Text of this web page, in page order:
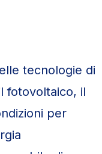
tecnologie di
fotovoltaico, il
per